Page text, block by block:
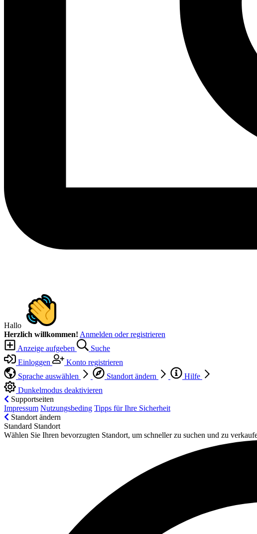
Hallo
Herzlich willkommen! Anmelden oder registrieren
Anzeige aufgeben
Suche
Einloggen
Konto registrieren
Sprache auswählen
Standort ändern
Hilfe
Dunkelmodus deaktivieren
Supportseiten
Impressum Nutzungsbeding Tipps für Ihre Sicherheit
Standort ändern
Standard Standort
Wählen Sie Ihren bevorzugten Standort, um schneller zu suchen und zu